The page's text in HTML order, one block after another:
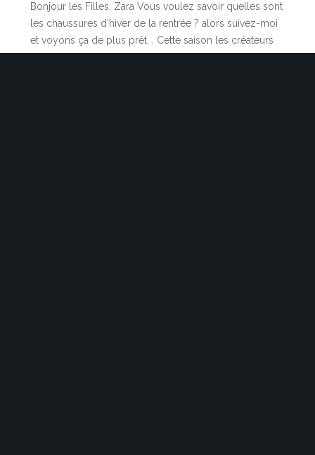
Bonjour les Filles, Zara Vous voulez savoir quelles sont
les chaussures d’hiver de la rentrée ? alors suivez-moi
et voyons ça de plus prêt. . Cette saison les créateurs